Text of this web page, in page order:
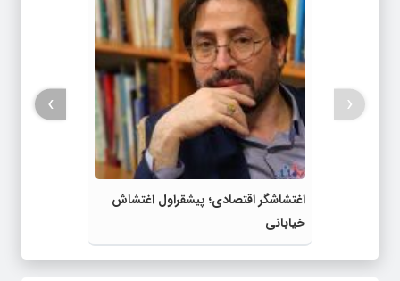
اغتشاشگر اقتصادی؛ پیشقراول اغتشاش
خیابانی
‹
›